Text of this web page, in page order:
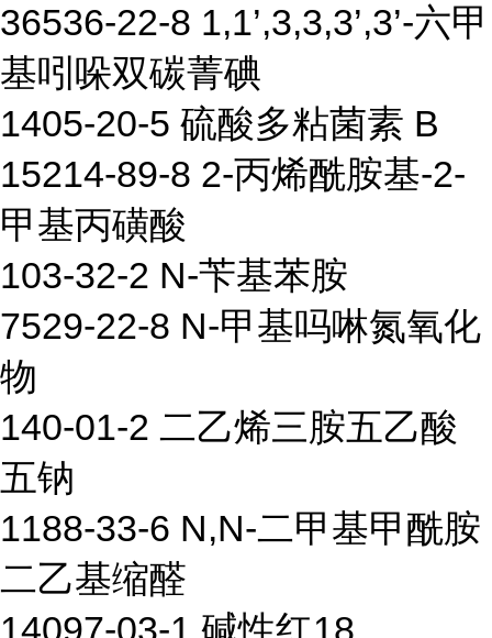
36536-22-8 1,1’,3,3,3’,3’-六甲
基吲哚双碳菁碘
1405-20-5 硫酸多粘菌素 B
15214-89-8 2-丙烯酰胺基-2-
甲基丙磺酸
103-32-2 N-苄基苯胺
7529-22-8 N-甲基吗啉氮氧化
物
140-01-2 二乙烯三胺五乙酸
五钠
1188-33-6 N,N-二甲基甲酰胺
二乙基缩醛
14097-03-1 碱性红18